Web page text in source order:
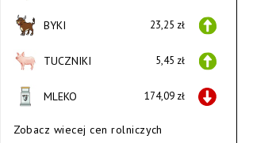
BYKI 23,25 zł
TUCZNIKI 5,45 zł
MLEKO 174,09 zł
Zobacz wiecej cen rolniczych